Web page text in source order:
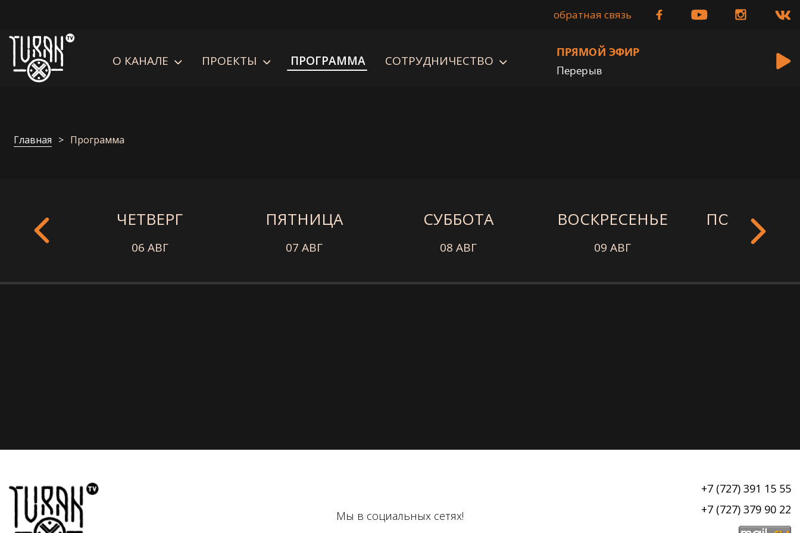
обратная связь
О КАНАЛЕ ПРОЕКТЫ ПРОГРАММА СОТРУДНИЧЕСТВО
ПРЯМОЙ ЭФИР
Перерыв
Главная Программа
ЧЕТВЕРГ
06 АВГ
ПЯТНИЦА
07 АВГ
СУББОТА
08 АВГ
ВОСКРЕСЕНЬЕ
09 АВГ 10 АВГ
Мы в социальных сетях!
+7 (727) 391 15 55
+7 (727) 379 90 22